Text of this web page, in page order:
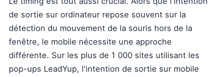
de sortie sur ordinateur repose souvent sur la
détection du mouvement de la souris hors de la
fenêtre, le mobile nécessite une approche
différente. Sur les plus de 1 000 sites utilisant les
pop-ups LeadYup, l'intention de sortie sur mobile